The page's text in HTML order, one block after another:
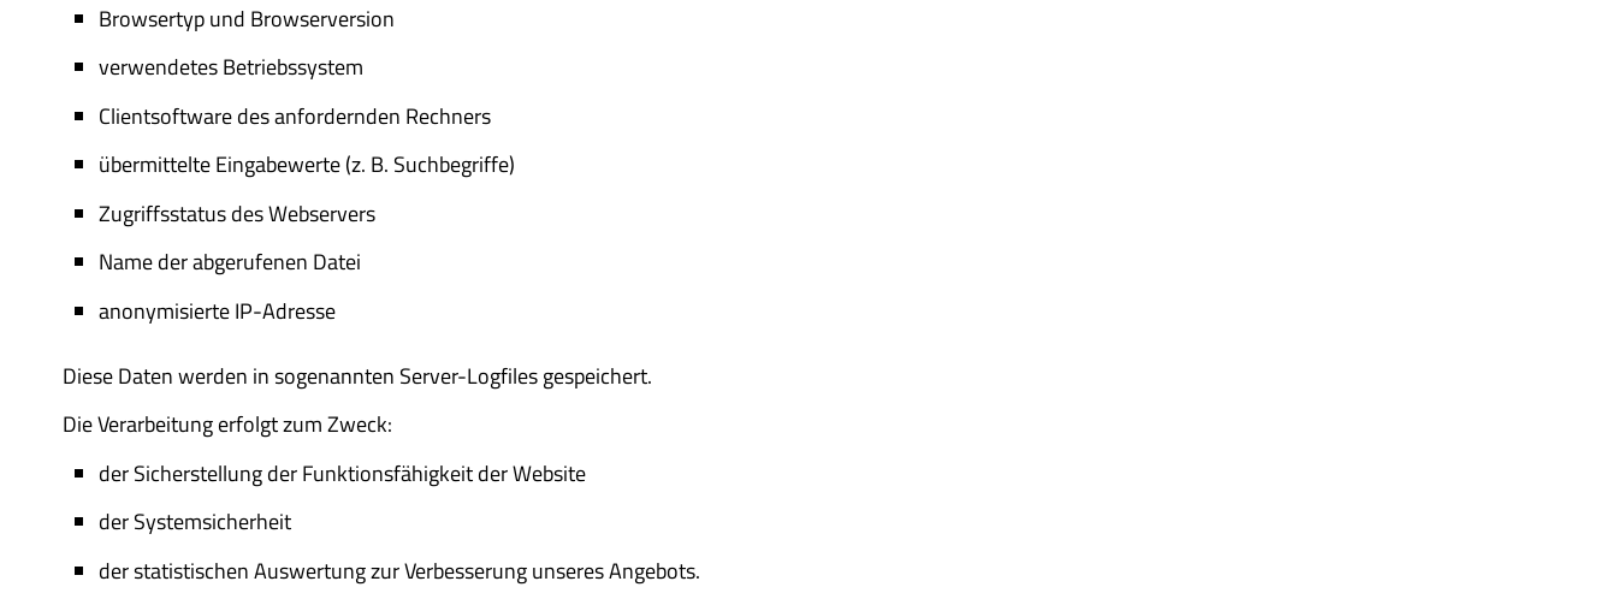
Browsertyp und Browserversion
verwendetes Betriebssystem
Clientsoftware des anfordernden Rechners
übermittelte Eingabewerte (z. B. Suchbegriffe)
Zugriffsstatus des Webservers
Name der abgerufenen Datei
anonymisierte IP-Adresse
Diese Daten werden in sogenannten Server-Logfiles gespeichert.
Die Verarbeitung erfolgt zum Zweck:
der Sicherstellung der Funktionsfähigkeit der Website
der Systemsicherheit
der statistischen Auswertung zur Verbesserung unseres Angebots.